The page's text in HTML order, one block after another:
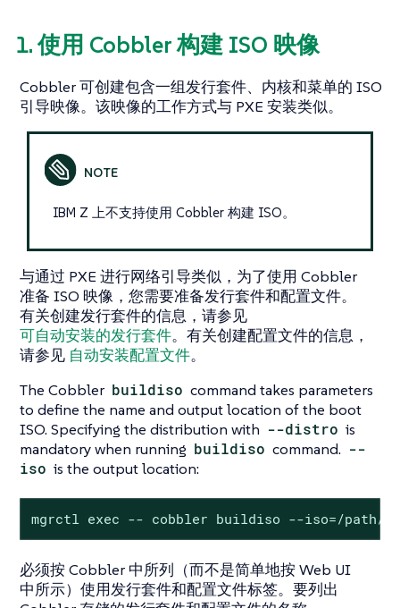
1. 使用 Cobbler 构建 ISO 映像
Cobbler 可创建包含一组发行套件、内核和菜单的 ISO
引导映像。该映像的工作方式与 PXE 安装类似。
IBM Z 上不支持使用 Cobbler 构建 ISO。
与通过 PXE 进行网络引导类似，为了使用 Cobbler
准备 ISO 映像，您需要准备发行套件和配置文件。
有关创建发行套件的信息，请参见
可自动安装的发行套件。有关创建配置文件的信息，
请参见 自动安装配置文件。
The Cobbler buildiso command takes parameters
to define the name and output location of the boot
ISO. Specifying the distribution with --distro is
mandatory when running buildiso command. --
iso is the output location:
mgrctl exec -- cobbler buildiso --iso=/path/
必须按 Cobbler 中所列（而不是简单地按 Web UI
中所示）使用发行套件和配置文件标签。要列出